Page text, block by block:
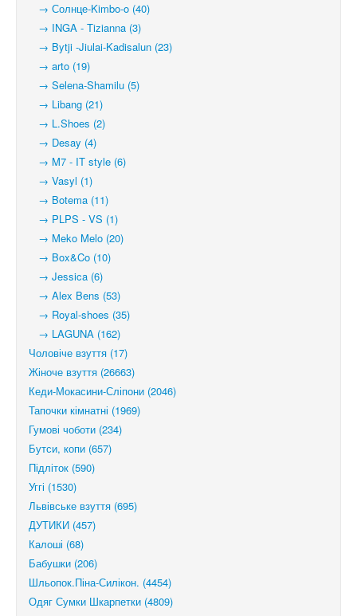
→ Солнце-Kimbo-o (40)
→ INGA - Tizianna (3)
→ Bytji -Jiulai-Kadisalun (23)
→ arto (19)
→ Selena-Shamilu (5)
→ Libang (21)
→ L.Shoes (2)
→ Desay (4)
→ M7 - IT style (6)
→ Vasyl (1)
→ Botema (11)
→ PLPS - VS (1)
→ Meko Melo (20)
→ Box&Co (10)
→ Jessica (6)
→ Alex Bens (53)
→ Royal-shoes (35)
→ LAGUNA (162)
Чоловіче взуття (17)
Жіноче взуття (26663)
Кеди-Мокасини-Сліпони (2046)
Тапочки кімнатні (1969)
Гумові чоботи (234)
Бутси, копи (657)
Підліток (590)
Уггі (1530)
Львівське взуття (695)
ДУТИКИ (457)
Калоші (68)
Бабушки (206)
Шльопок.Піна-Силікон. (4454)
Одяг Сумки Шкарпетки (4809)